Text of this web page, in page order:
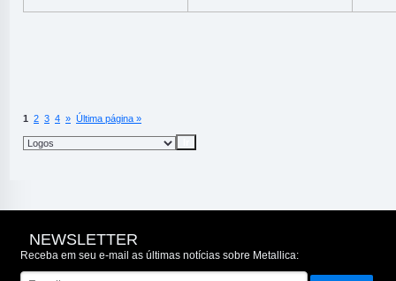
1 2 3 4 » Última página »
NEWSLETTER
Receba em seu e-mail as últimas notícias sobre Metallica: